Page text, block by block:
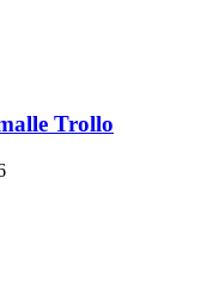
Trollo